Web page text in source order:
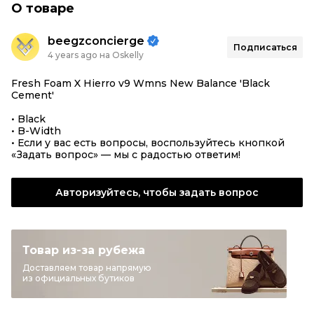
О товаре
beegzconcierge
4 years ago на Oskelly
Подписаться
Fresh Foam X Hierro v9 Wmns New Balance 'Black
Cement'
• Black
• B-Width
• Если у вас есть вопросы, воспользуйтесь кнопкой
«Задать вопрос» — мы с радостью ответим!
Авторизуйтесь, чтобы задать вопрос
Товар из-за рубежа
Доставляем товар напрямую
из официальных бутиков